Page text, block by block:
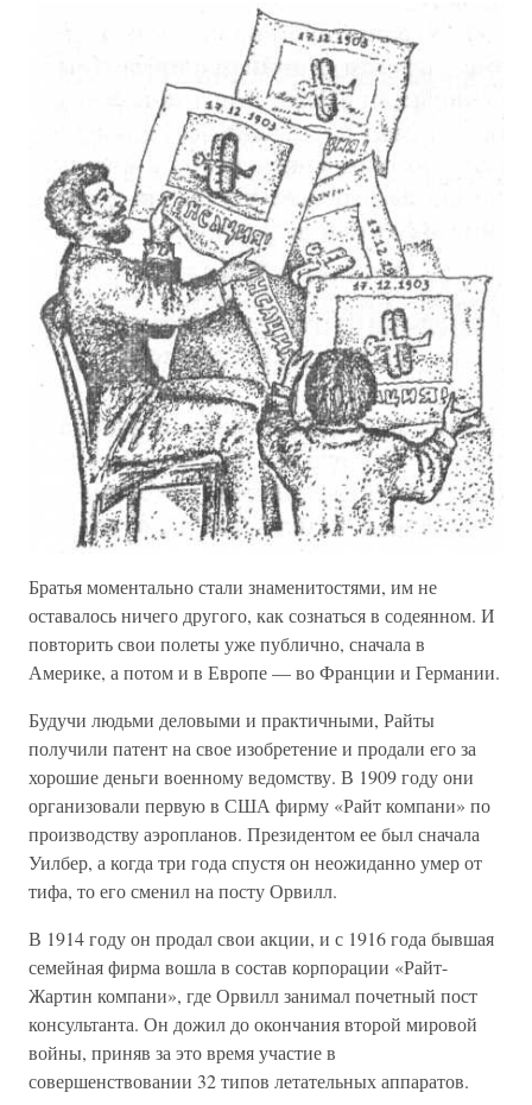
Братья моментально стали знаменитостями, им не
оставалось ничего другого, как сознаться в содеянном. И
повторить свои полеты уже публично, сначала в
Америке, а потом и в Европе — во Франции и Германии.
Будучи людьми деловыми и практичными, Райты
получили патент на свое изобретение и продали его за
хорошие деньги военному ведомству. В 1909 году они
организовали первую в США фирму «Райт компани» по
производству аэропланов. Президентом ее был сначала
Уилбер, а когда три года спустя он неожиданно умер от
тифа, то его сменил на посту Орвилл.
В 1914 году он продал свои акции, и с 1916 года бывшая
семейная фирма вошла в состав корпорации «Райт-
Жартин компани», где Орвилл занимал почетный пост
консультанта. Он дожил до окончания второй мировой
войны, приняв за это время участие в
совершенствовании 32 типов летательных аппаратов.